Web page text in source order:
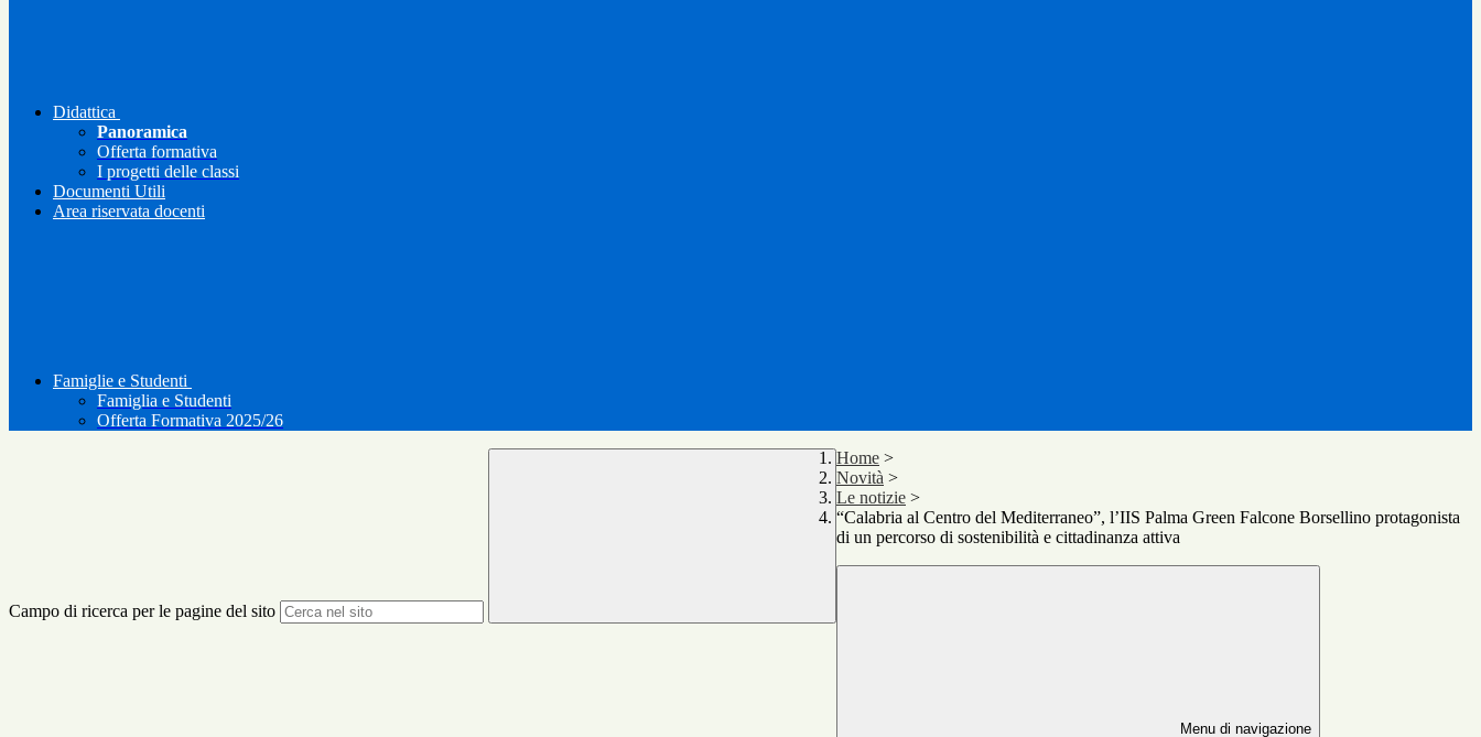
Didattica
Panoramica
Offerta formativa
I progetti delle classi
Documenti Utili
Area riservata docenti
Famiglie e Studenti
Famiglia e Studenti
Offerta Formativa 2025/26
Campo di ricerca per le pagine del sito
Home >
Novità >
Le notizie >
“Calabria al Centro del Mediterraneo”, l’IIS Palma Green Falcone Borsellino protagonista
di un percorso di sostenibilità e cittadinanza attiva
Menu di navigazione